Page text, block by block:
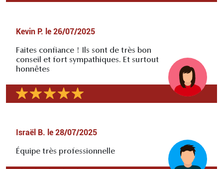
Kevin P. le 26/07/2025
Faites confiance ! Ils sont de très bon
conseil et fort sympathiques. Et surtout
honnêtes
Israël B. le 28/07/2025
Équipe très professionnelle